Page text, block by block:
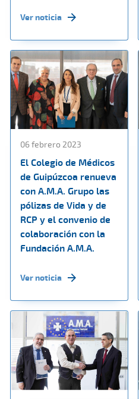
Ver noticia
06 febrero 2023
El Colegio de Médicos
de Guipúzcoa renueva
con A.M.A. Grupo las
pólizas de Vida y de
RCP y el convenio de
colaboración con la
Fundación A.M.A.
Ver noticia